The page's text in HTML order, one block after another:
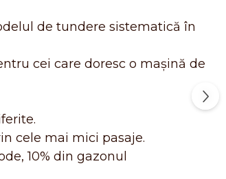
de tundere sistematică în
cei care doresc o mașină de
cele mai mici pasaje.
10% din gazonul